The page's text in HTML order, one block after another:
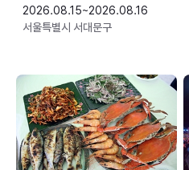
2026.08.15~2026.08.16
서울특별시 서대문구